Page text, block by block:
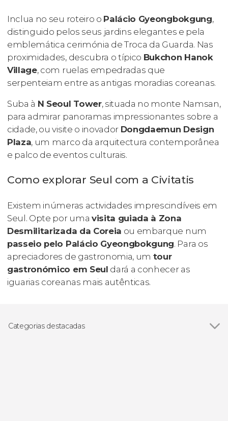
Inclua no seu roteiro o Palácio Gyeongbokgung,
distinguido pelos seus jardins elegantes e pela
emblemática cerimónia de Troca da Guarda. Nas
proximidades, descubra o típico Bukchon Hanok
Village, com ruelas empedradas que
serpenteiam entre as antigas moradias coreanas.
Suba à N Seoul Tower, situada no monte Namsan,
para admirar panoramas impressionantes sobre a
cidade, ou visite o inovador Dongdaemun Design
Plaza, um marco da arquitectura contemporânea
e palco de eventos culturais.
Como explorar Seul com a Civitatis
Existem inúmeras actividades imprescindíveis em
Seul. Opte por uma visita guiada à Zona
Desmilitarizada da Coreia ou embarque num
passeio pelo Palácio Gyeongbokgung. Para os
apreciadores de gastronomia, um tour
gastronómico em Seul dará a conhecer as
iguarias coreanas mais autênticas.
Categorias destacadas